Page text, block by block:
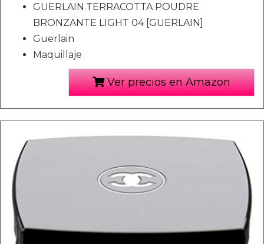
GUERLAIN.TERRACOTTA POUDRE
BRONZANTE LIGHT 04 [GUERLAIN]
Guerlain
Maquillaje
Ver precios en Amazon